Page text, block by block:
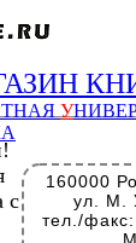
У
160000
ул. М.
тел./
с